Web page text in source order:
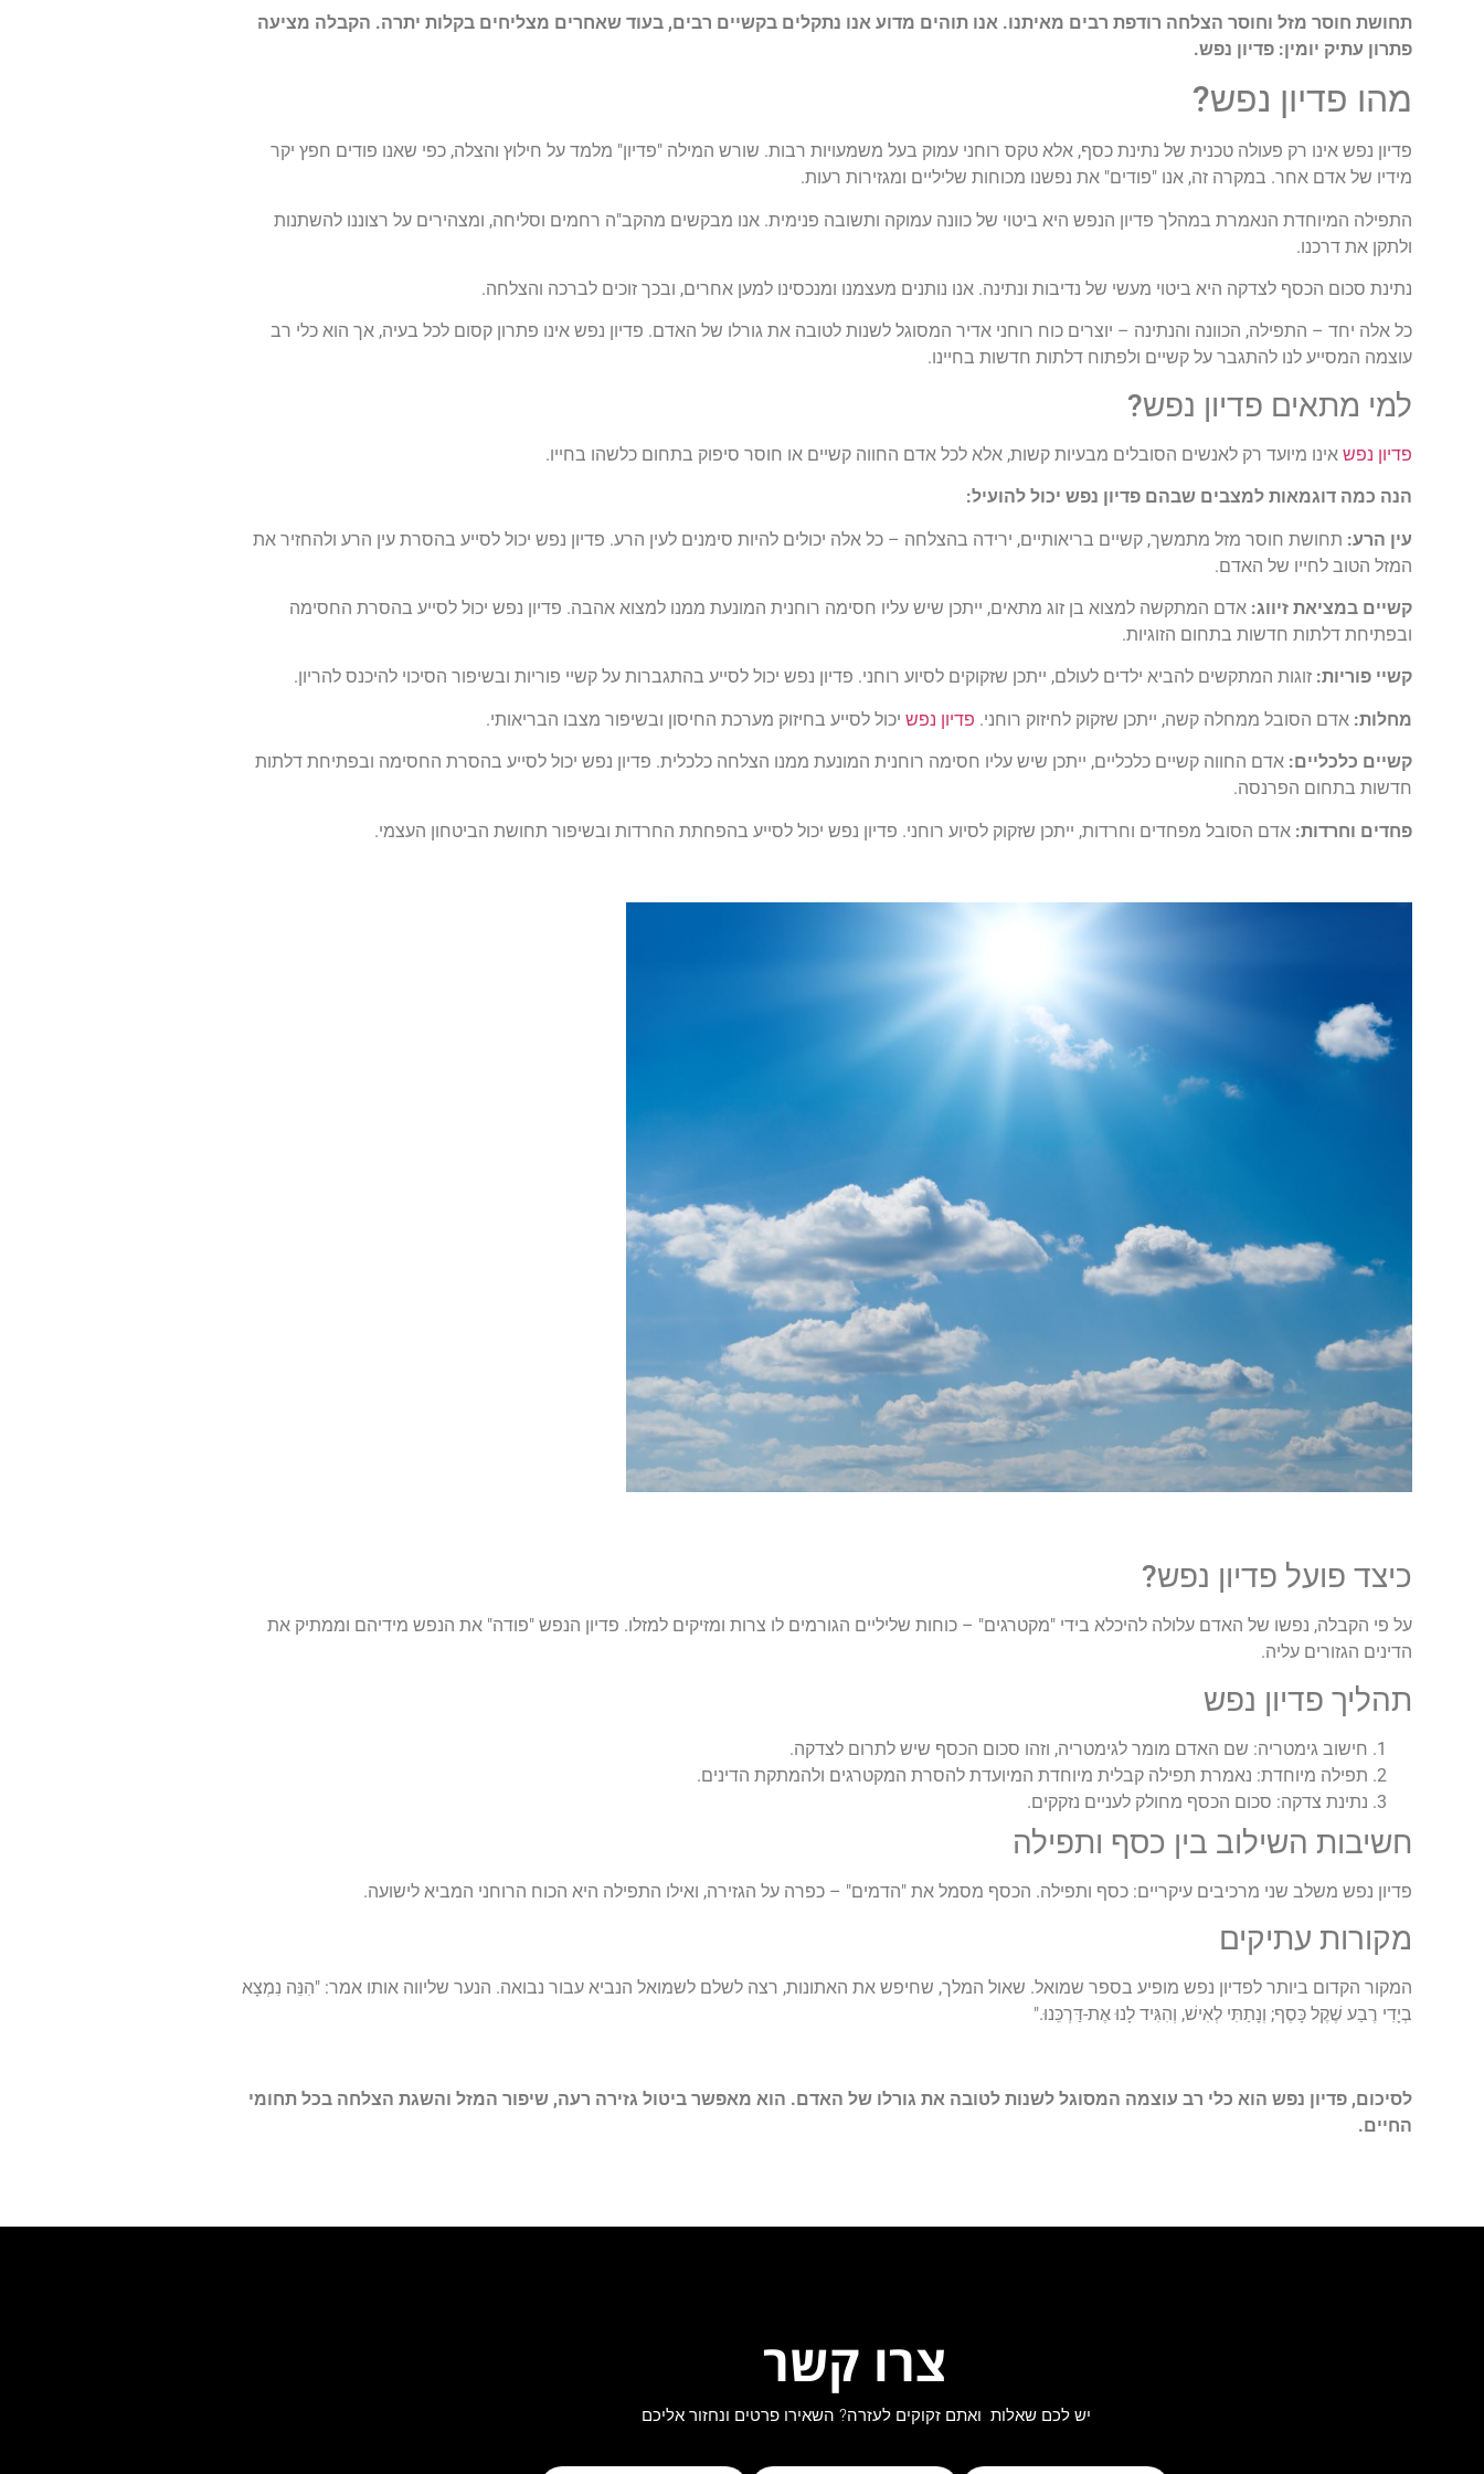
תחושת חוסר מזל וחוסר הצלחה רודפת רבים מאיתנו. אנו תוהים מדוע אנו נתקלים בקשיים רבים, בעוד שאחרים מצליחים בקלות יתרה. הקבלה מציעה
פתרון עתיק יומין: פדיון נפש.
מהו פדיון נפש?
פדיון נפש אינו רק פעולה טכנית של נתינת כסף, אלא טקס רוחני עמוק בעל משמעויות רבות. שורש המילה "פדיון" מלמד על חילוץ והצלה, כפי שאנו פודים חפץ יקר
מידיו של אדם אחר. במקרה זה, אנו "פודים" את נפשנו מכוחות שליליים ומגזירות רעות.
התפילה המיוחדת הנאמרת במהלך פדיון הנפש היא ביטוי של כוונה עמוקה ותשובה פנימית. אנו מבקשים מהקב"ה רחמים וסליחה, ומצהירים על רצוננו להשתנות
ולתקן את דרכנו.
נתינת סכום הכסף לצדקה היא ביטוי מעשי של נדיבות ונתינה. אנו נותנים מעצמנו ומנכסינו למען אחרים, ובכך זוכים לברכה והצלחה.
כל אלה יחד – התפילה, הכוונה והנתינה – יוצרים כוח רוחני אדיר המסוגל לשנות לטובה את גורלו של האדם. פדיון נפש אינו פתרון קסום לכל בעיה, אך הוא כלי רב
עוצמה המסייע לנו להתגבר על קשיים ולפתוח דלתות חדשות בחיינו.
למי מתאים פדיון נפש?
פדיון נפש אינו מיועד רק לאנשים הסובלים מבעיות קשות, אלא לכל אדם החווה קשיים או חוסר סיפוק בתחום כלשהו בחייו.
הנה כמה דוגמאות למצבים שבהם פדיון נפש יכול להועיל:
עין הרע: תחושת חוסר מזל מתמשך, קשיים בריאותיים, ירידה בהצלחה – כל אלה יכולים להיות סימנים לעין הרע. פדיון נפש יכול לסייע בהסרת עין הרע ולהחזיר את
המזל הטוב לחייו של האדם.
קשיים במציאת זיווג: אדם המתקשה למצוא בן זוג מתאים, ייתכן שיש עליו חסימה רוחנית המונעת ממנו למצוא אהבה. פדיון נפש יכול לסייע בהסרת החסימה
ובפתיחת דלתות חדשות בתחום הזוגיות.
קשיי פוריות: זוגות המתקשים להביא ילדים לעולם, ייתכן שזקוקים לסיוע רוחני. פדיון נפש יכול לסייע בהתגברות על קשיי פוריות ובשיפור הסיכוי להיכנס להריון.
מחלות: אדם הסובל ממחלה קשה, ייתכן שזקוק לחיזוק רוחני. פדיון נפש יכול לסייע בחיזוק מערכת החיסון ובשיפור מצבו הבריאותי.
קשיים כלכליים: אדם החווה קשיים כלכליים, ייתכן שיש עליו חסימה רוחנית המונעת ממנו הצלחה כלכלית. פדיון נפש יכול לסייע בהסרת החסימה ובפתיחת דלתות
חדשות בתחום הפרנסה.
פחדים וחרדות: אדם הסובל מפחדים וחרדות, ייתכן שזקוק לסיוע רוחני. פדיון נפש יכול לסייע בהפחתת החרדות ובשיפור תחושת הביטחון העצמי.
כיצד פועל פדיון נפש?
על פי הקבלה, נפשו של האדם עלולה להיכלא בידי "מקטרגים" – כוחות שליליים הגורמים לו צרות ומזיקים למזלו. פדיון הנפש "פודה" את הנפש מידיהם וממתיק את
הדינים הגזורים עליה.
תהליך פדיון נפש
חישוב גימטריה: שם האדם מומר לגימטריה, וזהו סכום הכסף שיש לתרום לצדקה.
תפילה מיוחדת: נאמרת תפילה קבלית מיוחדת המיועדת להסרת המקטרגים ולהמתקת הדינים.
נתינת צדקה: סכום הכסף מחולק לעניים נזקקים.
חשיבות השילוב בין כסף ותפילה
פדיון נפש משלב שני מרכיבים עיקריים: כסף ותפילה. הכסף מסמל את "הדמים" – כפרה על הגזירה, ואילו התפילה היא הכוח הרוחני המביא לישועה.
מקורות עתיקים
המקור הקדום ביותר לפדיון נפש מופיע בספר שמואל. שאול המלך, שחיפש את האתונות, רצה לשלם לשמואל הנביא עבור נבואה. הנער שליווה אותו אמר: "הִנֵּה נִמְצָא
בְיָדִי רֶבַע שֶׁקֶל כָּסֶף; וְנָתַתִּי לְאִישׁ, וְהִגִּיד לָנוּ אֶת-דַּרְכֵּנוּ".
לסיכום, פדיון נפש הוא כלי רב עוצמה המסוגל לשנות לטובה את גורלו של האדם. הוא מאפשר ביטול גזירה רעה, שיפור המזל והשגת הצלחה בכל תחומי
החיים.
צרו קשר
יש לכם שאלות ואתם זקוקים לעזרה? השאירו פרטים ונחזור אליכם